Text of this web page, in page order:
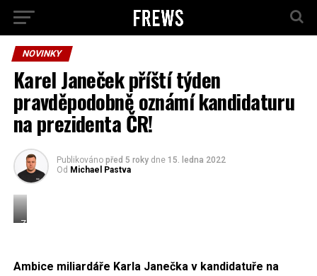
NOVINKY
Karel Janeček příští týden
pravděpodobně oznámí kandidaturu
na prezidenta ČR!
Publikováno před 5 roky dne 15. ledna 2022
Od Michael Pastva
Zdroj:
BY-
Ambice miliardáře Karla Janečka v kandidatuře na